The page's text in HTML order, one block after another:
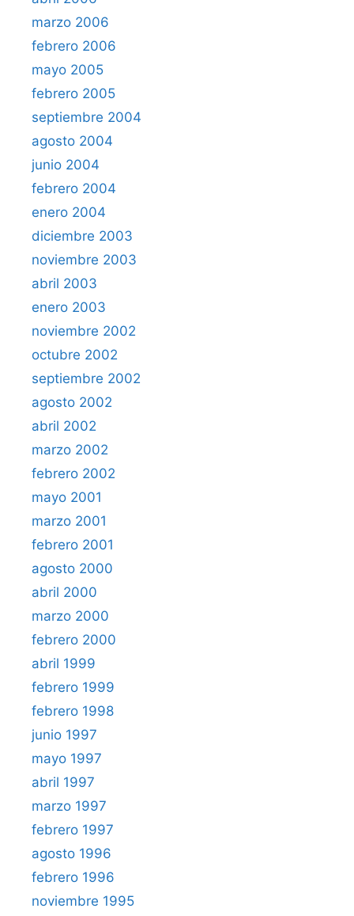
marzo 2006
febrero 2006
mayo 2005
febrero 2005
septiembre 2004
agosto 2004
junio 2004
febrero 2004
enero 2004
diciembre 2003
noviembre 2003
abril 2003
enero 2003
noviembre 2002
octubre 2002
septiembre 2002
agosto 2002
abril 2002
marzo 2002
febrero 2002
mayo 2001
marzo 2001
febrero 2001
agosto 2000
abril 2000
marzo 2000
febrero 2000
abril 1999
febrero 1999
febrero 1998
junio 1997
mayo 1997
abril 1997
marzo 1997
febrero 1997
agosto 1996
febrero 1996
noviembre 1995